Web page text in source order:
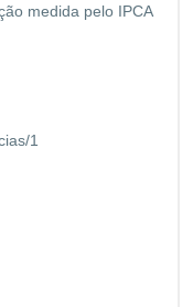
medida pelo IPCA
1